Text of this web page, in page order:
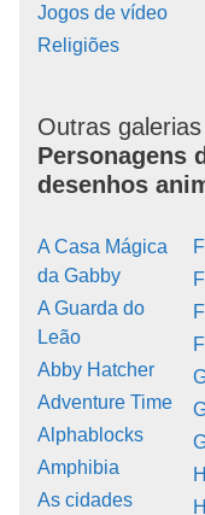
Jogos de vídeo
Religiões
Outras
Personagens
desenhos
A Casa Mágica
da Gabby
A Guarda do
Leão
Abby Hatcher
Adventure Time
Alphablocks
Amphibia
As cidades